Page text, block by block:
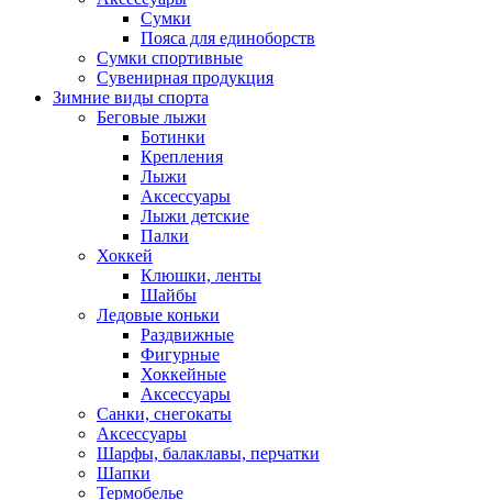
Сумки
Пояса для единоборств
Сумки спортивные
Сувенирная продукция
Зимние виды спорта
Беговые лыжи
Ботинки
Крепления
Лыжи
Аксессуары
Лыжи детские
Палки
Хоккей
Клюшки, ленты
Шайбы
Ледовые коньки
Раздвижные
Фигурные
Хоккейные
Аксессуары
Санки, снегокаты
Аксессуары
Шарфы, балаклавы, перчатки
Шапки
Термобелье